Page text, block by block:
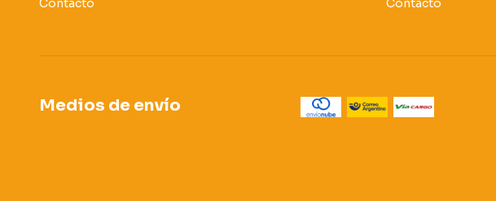
Contacto Contacto
Medios de envío